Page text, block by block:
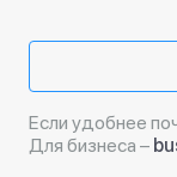
Если удобнее
Для бизнеса –